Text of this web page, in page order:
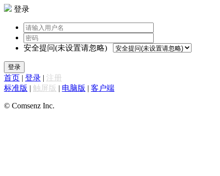
登录
安全提问(未设置请忽略)
登录
首页 | 登录 | 注册
标准版 | 触屏版 | 电脑版 | 客户端
© Comsenz Inc.